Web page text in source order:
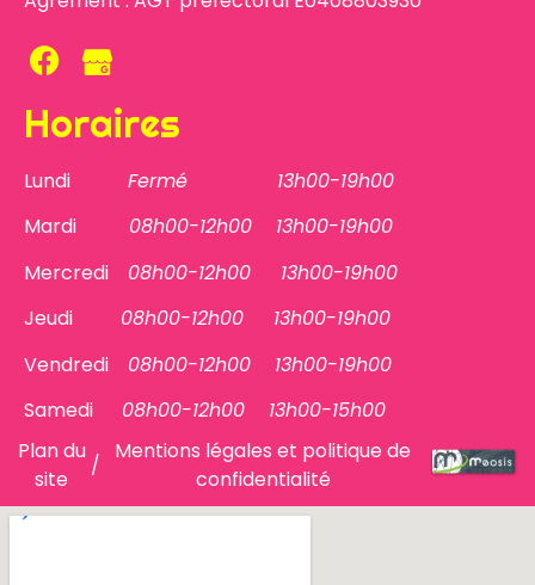
Horaires
Lundi Fermé 13h00-19h00
Mardi 08h00-12h00 13h00-19h00
Mercredi 08h00-12h00 13h00-19h00
Jeudi 08h00-12h00 13h00-19h00
Vendredi 08h00-12h00 13h00-19h00
Samedi 08h00-12h00 13h00-15h00
Plan du
site
/
Mentions légales et politique de
confidentialité